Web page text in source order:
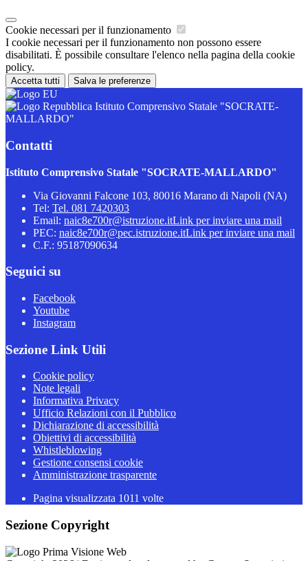
Cookie necessari per il funzionamento
I cookie necessari per il funzionamento non possono essere
disabilitati. È possibile consultare l'elenco nella pagina della cookie
policy.
Accetta tutti Salva le preferenze
Istituto Comprensivo Statale "SOCRATE-
MALLARDO"
Contatti
Istituto Comprensivo Statale "SOCRATE-MALLARDO"
Via Giovanni Falcone 103, 80016 Marano di Napoli (NA)
Tel: Tel. 081 7420303
Email: naic8e700r@istruzione.itLink per inviare una mail
PEC: naic8e700r@pec.istruzione.itLink per inviare una mail
C.F.: 95187090634
Seguici su
Facebook
Youtube
Instagram
Sezione Link Utili
Cookie policy
Note legali
Informativa Privacy
Ufficio Relazioni con il Pubblico
Dichiarazione di accessibilità
Obiettivi di accessibilità
Whistleblowing
Gestione consensi cookie
Amministrazione trasparente
Pagina visualizzata 1011 volte
Sezione Copyright